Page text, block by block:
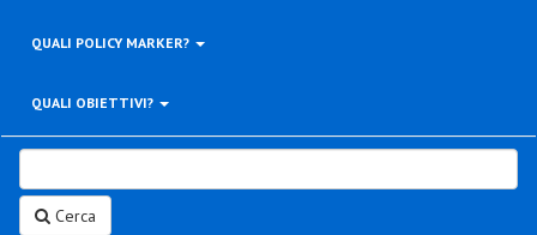
QUALI POLICY MARKER?
QUALI OBIETTIVI?
Cerca